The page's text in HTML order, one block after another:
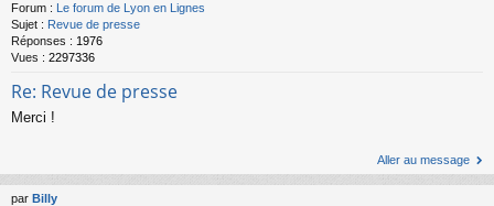
Forum : Le forum de Lyon en Lignes
Sujet : Revue de presse
Réponses : 1976
Vues : 2297336
Re: Revue de presse
Merci !
Aller au message
par Billy